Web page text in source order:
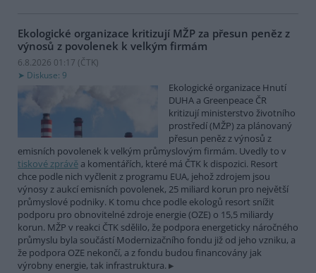
Ekologické organizace kritizují MŽP za přesun peněz z
výnosů z povolenek k velkým firmám
6.8.2026 01:17 (ČTK)
Diskuse: 9
Ekologické organizace Hnutí
DUHA a Greenpeace ČR
kritizují ministerstvo životního
prostředí (MŽP) za plánovaný
přesun peněz z výnosů z
emisních povolenek k velkým průmyslovým firmám. Uvedly to v
tiskové zprávě a komentářích, které má ČTK k dispozici. Resort
chce podle nich vyčlenit z programu EUA, jehož zdrojem jsou
výnosy z aukcí emisních povolenek, 25 miliard korun pro největší
průmyslové podniky. K tomu chce podle ekologů resort snížit
podporu pro obnovitelné zdroje energie (OZE) o 15,5 miliardy
korun. MŽP v reakci ČTK sdělilo, že podpora energeticky náročného
průmyslu byla součástí Modernizačního fondu již od jeho vzniku, a
že podpora OZE nekončí, a z fondu budou financovány jak
výrobny energie, tak infrastruktura.